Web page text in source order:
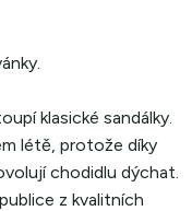
klasické sandálky.
létě, protože díky
chodidlu dýchat.
z kvalitních